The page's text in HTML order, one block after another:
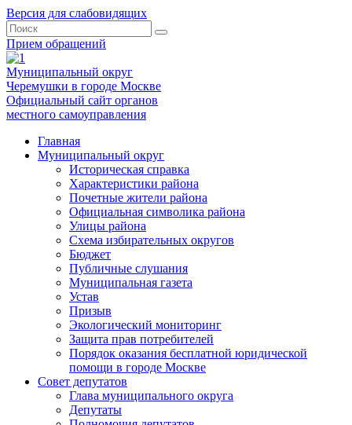
Версия для слабовидящих
Прием обращений
Муниципальный округ
Черемушки в городе Москве
Официальный сайт органов
местного самоуправления
Главная
Муниципальный округ
Историческая справка
Характеристики района
Почетные жители района
Официальная символика района
Улицы района
Схема избирательных округов
Бюджет
Публичные слушания
Муниципальная газета
Устав
Призыв
Экологический мониторинг
Защита прав потребителей
Порядок оказания бесплатной юридической
помощи в городе Москве
Совет депутатов
Глава муниципального округа
Депутаты